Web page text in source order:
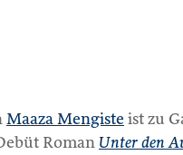
Maaza Mengiste ist zu
Roman Unter den